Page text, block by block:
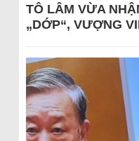
TÔ LÂM VỪA
„DỚP“, VƯỢNG